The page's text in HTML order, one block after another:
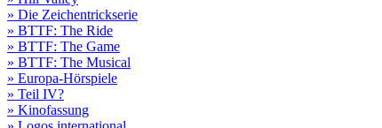
» Die Zeichentrickserie
» BTTF: The Ride
» BTTF: The Game
» BTTF: The Musical
» Europa-Hörspiele
» Teil IV?
» Kinofassung